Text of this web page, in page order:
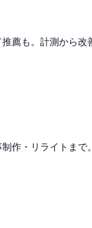
薦も。計測から
作・リライトまで